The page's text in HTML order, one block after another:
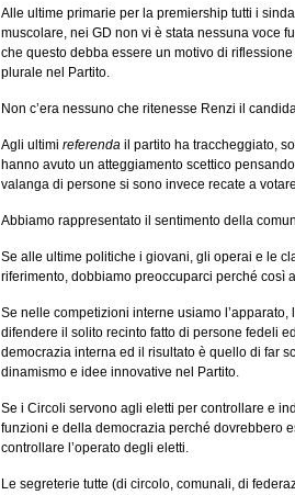
Alle ultime primarie per la premiership tutti i
muscolare, nei GD non vi è stata nessuna voce
che questo debba essere un motivo di
plurale nel Partito.
Non c’era nessuno che ritenesse Renzi il
Agli ultimi referenda il partito ha traccheggiato,
hanno avuto un atteggiamento scettico
valanga di persone si sono invece recate a
Abbiamo rappresentato il sentimento della
Se alle ultime politiche i giovani, gli operai e le
riferimento, dobbiamo preoccuparci perché così
Se nelle competizioni interne usiamo
difendere il solito recinto fatto di persone fedeli
democrazia interna ed il risultato è quello di far
dinamismo e idee innovative nel Partito.
Se i Circoli servono agli eletti per controllare e
funzioni e della democrazia perché dovrebbero
controllare l’operato degli eletti.
Le segreterie tutte (di circolo, comunali, di